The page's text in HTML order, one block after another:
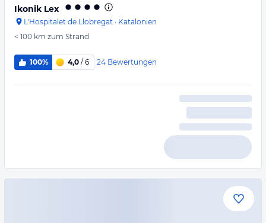
Ikonik Lex
L'Hospitalet de Llobregat · Katalonien
< 100 km zum Strand
100% 4,0 / 6 24 Bewertungen